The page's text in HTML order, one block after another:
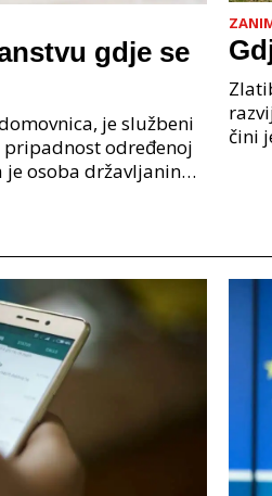
gdje se
je službeni
određenoj
je osoba državljanin
čini